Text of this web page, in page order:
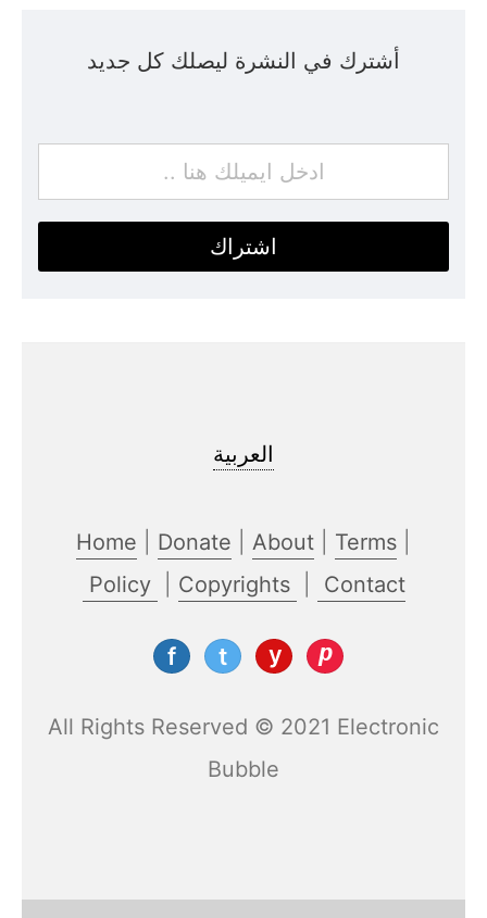
أشترك في النشرة ليصلك كل جديد
اشتراك
العربية
Home Donate About Terms
Policy
Copyrights Contact
All Rights Reserved © 2021 Electronic
Bubble